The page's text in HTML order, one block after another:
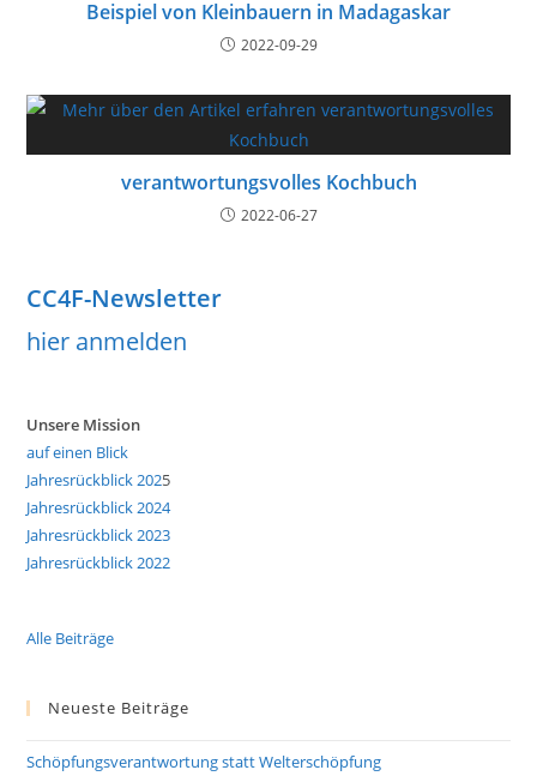
Beispiel von Kleinbauern in Madagaskar
2022-09-29
verantwortungsvolles Kochbuch
2022-06-27
CC4F-Newsletter
hier anmelden
Unsere Mission
auf einen Blick
Jahresrückblick 2025
Jahresrückblick 2024
Jahresrückblick 2023
Jahresrückblick 2022
Alle Beiträge
Neueste Beiträge
Schöpfungsverantwortung statt Welterschöpfung